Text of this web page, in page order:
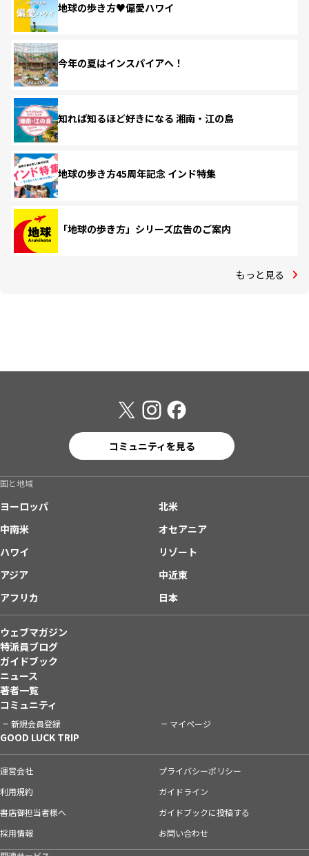
地球の歩き方♥偏愛ハワイ
今年の夏はインスパイアへ！
知れば知るほど好きになる 湘南・江の島
地球の歩き方45周年記念 インド特集
「地球の歩き方」シリーズ広告のご案内
もっと見る
コミュニティを見る
国と地域
ヨーロッパ
北米
中南米
オセアニア
ハワイ
リゾート
アジア
中近東
アフリカ
日本
ウェブマガジン
特派員ブログ
ガイドブック
ニュース
著者一覧
コミュニティ
新規会員登録 マイページ
GOOD LUCK TRIP
運営会社
プライバシーポリシー
利用規約
ガイドライン
書店御担当者様へ
ガイドブックに投稿する
採用情報
お問い合わせ